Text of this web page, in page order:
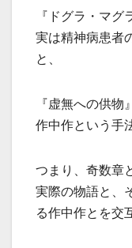
『ドグラ・マグ
実は精神病患者
と、
『虚無への供物
作中作という手
つまり、奇数章
実際の物語と、
る作中作とを交